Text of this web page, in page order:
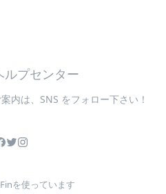
プセンター
内は、SNS をフォロー下さい！
を使っています